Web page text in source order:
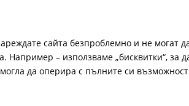
сайта безпроблемно и не
– използваме „бисквитки“, за
да оперира с пълните си